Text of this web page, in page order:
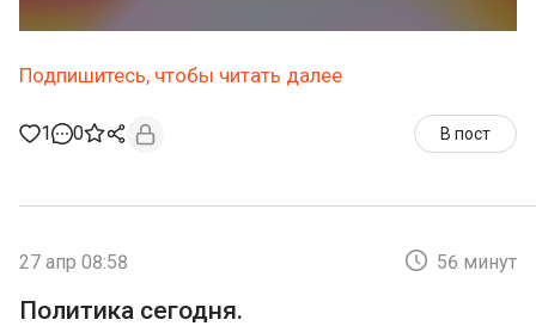
Подпишитесь, чтобы читать далее
1 0 В пост
27 апр 08:58 56 минут
Политика сегодня.